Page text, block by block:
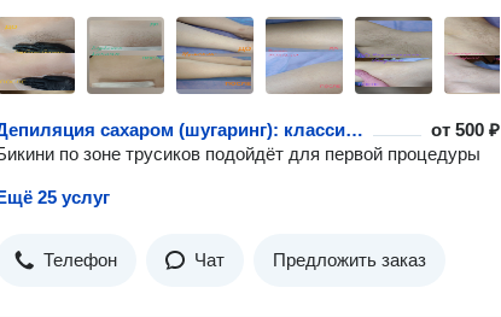
Депиляция сахаром (шугаринг): классическое бикини от500 ₽
по зоне трусиков подойдёт для первой процедуры
25 услуг
Телефон Чат Предложить заказ